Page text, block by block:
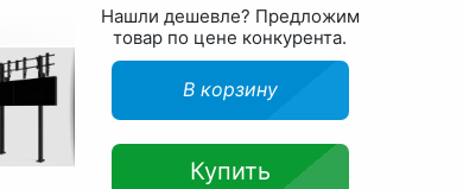
Нашли дешевле? Предложим
товар по цене конкурента.
В корзину
Купить